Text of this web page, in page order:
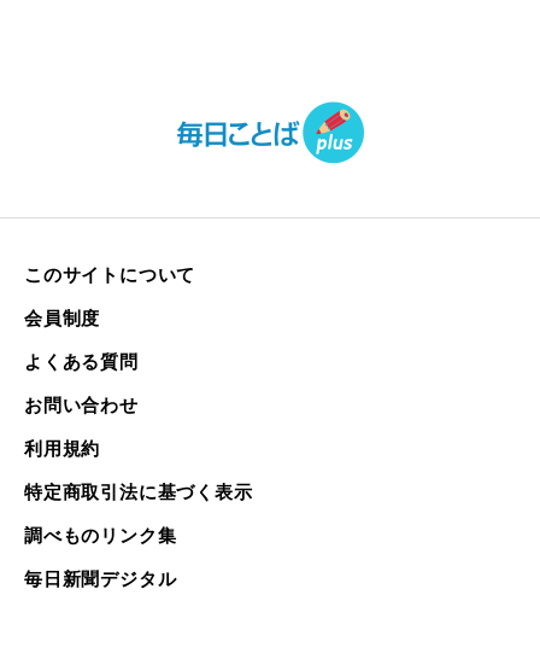
このサイトについて
会員制度
よくある質問
お問い合わせ
利用規約
特定商取引法に基づく表示
調べものリンク集
毎日新聞デジタル